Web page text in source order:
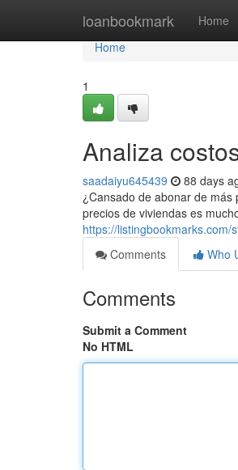
loanbookmark Home
Home
Home
1
Analiza
saadaiyu645439 88 days
¿Cansado de abonar de
precios de viviendas es
https://
Comments
Who
Comments
Submit a Comment
No HTML